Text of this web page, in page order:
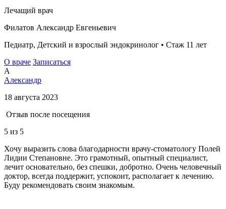
Лечащий врач
Филатов Александр Евгеньевич
Педиатр, Детский и взрослый эндокринолог • Стаж 11 лет
О враче Записаться
А
Александр
18 августа 2023
Отзыв после посещения
5 из 5
Хочу выразить слова благодарности врачу-стоматологу Полей
Лидии Степановне. Это грамотный, опытный специалист,
лечит основательно, без спешки, добротно. Очень человечный
доктор, всегда поддержит, успокоит, располагает к лечению.
Буду рекомендовать своим знакомым.